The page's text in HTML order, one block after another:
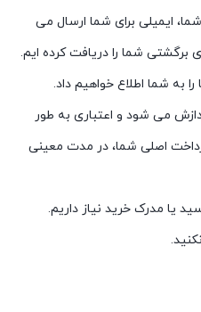
ایمیلی برای شما ارسال می
برگشتی شما را دریافت کرده ایم.
به شما اطلاع خواهیم داد.
می شود و اعتباری به طور
اصلی شما، در مدت معینی
یا مدرک خرید نیاز داریم.